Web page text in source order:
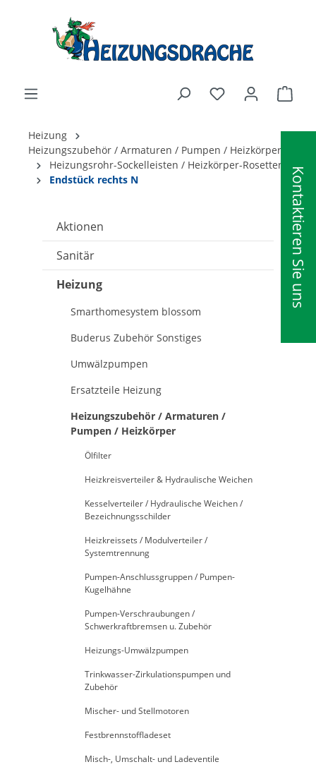
Kontaktieren Sie uns
Heizung
Heizungszubehör / Armaturen / Pumpen / Heizkörper
Heizungsrohr-Sockelleisten / Heizkörper-Rosetten
Endstück rechts N
Aktionen
Sanitär
Heizung
Smarthomesystem blossom
Buderus Zubehör Sonstiges
Umwälzpumpen
Ersatzteile Heizung
Heizungszubehör / Armaturen /
Pumpen / Heizkörper
Ölfilter
Heizkreisverteiler & Hydraulische Weichen
Kesselverteiler / Hydraulische Weichen /
Bezeichnungsschilder
Heizkreissets / Modulverteiler /
Systemtrennung
Pumpen-Anschlussgruppen / Pumpen-
Kugelhähne
Pumpen-Verschraubungen /
Schwerkraftbremsen u. Zubehör
Heizungs-Umwälzpumpen
Trinkwasser-Zirkulationspumpen und
Zubehör
Mischer- und Stellmotoren
Festbrennstoffladeset
Misch-, Umschalt- und Ladeventile